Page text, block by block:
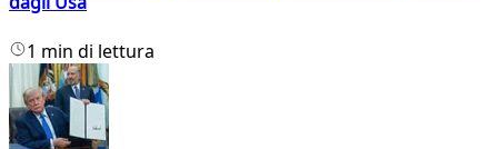
1 min di lettura